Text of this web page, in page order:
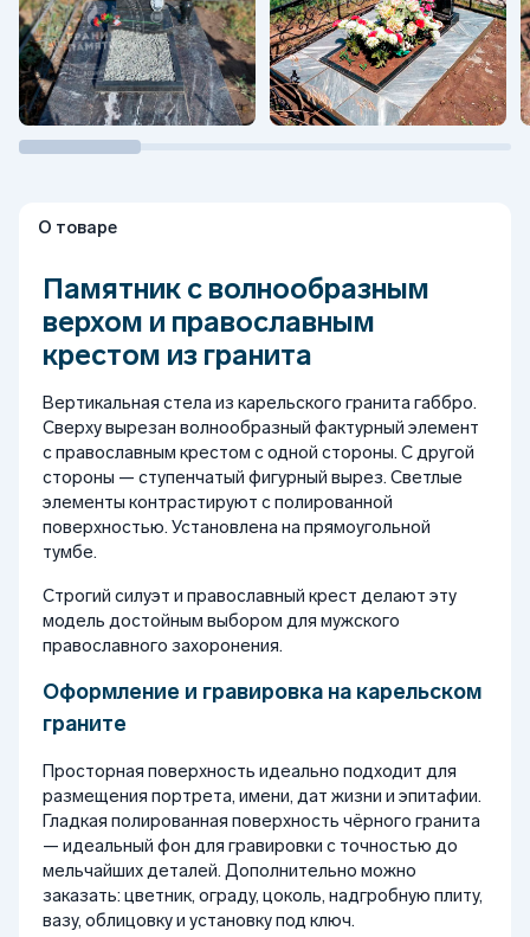
О товаре
Памятник с волнообразным
верхом и православным
крестом из гранита
Вертикальная стела из карельского гранита габбро.
Сверху вырезан волнообразный фактурный элемент
с православным крестом с одной стороны. С другой
стороны — ступенчатый фигурный вырез. Светлые
элементы контрастируют с полированной
поверхностью. Установлена на прямоугольной
тумбе.
Строгий силуэт и православный крест делают эту
модель достойным выбором для мужского
православного захоронения.
Оформление и гравировка на карельском
граните
Просторная поверхность идеально подходит для
размещения портрета, имени, дат жизни и эпитафии.
Гладкая полированная поверхность чёрного гранита
— идеальный фон для гравировки с точностью до
мельчайших деталей. Дополнительно можно
заказать: цветник, ограду, цоколь, надгробную плиту,
вазу, облицовку и установку под ключ.